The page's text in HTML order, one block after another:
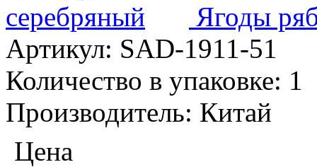
Ягоды
Артикул: SAD-1911-51
Количество в упаковке: 1
Производитель: Китай
Цена